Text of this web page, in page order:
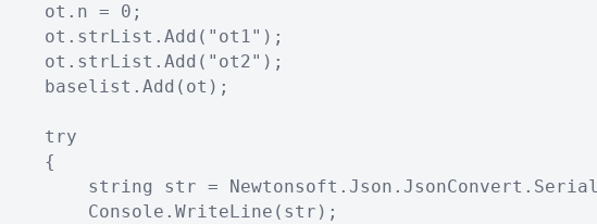
    ot.n = 0;
    ot.strList.Add("ot1");
    ot.strList.Add("ot2");
    baselist.Add(ot);
    try
    {
string str =
        Console.WriteLine(str);